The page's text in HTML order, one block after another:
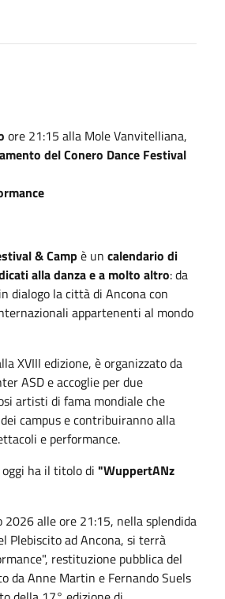
ore 21:15 alla Mole Vanvitelliana,
del Conero Dance Festival
& Camp è un calendario di
alla danza e a molto altro: da
dialogo la città di Ancona con
appartenenti al mondo
XVIII edizione, è organizzato da
ASD e accoglie per due
artisti di fama mondiale che
campus e contribuiranno alla
e performance.
ha il titolo di "WuppertANz
2026 alle ore 21:15, nella splendida
Plebiscito ad Ancona, si terrà
restituzione pubblica del
da Anne Martin e Fernando Suels